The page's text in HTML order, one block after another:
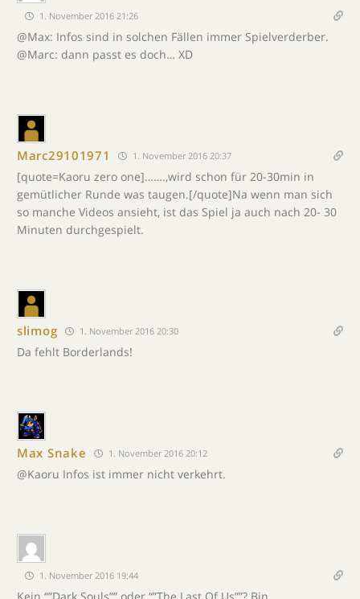
1. November 2016 21:26
@Max: Infos sind in solchen Fällen immer Spielverderber.
@Marc: dann passt es doch… XD
Marc29101971 1. November 2016 20:37
[quote=Kaoru zero one]…….,wird schon für 20-30min in
gemütlicher Runde was taugen.[/quote]Na wenn man sich
so manche Videos ansieht, ist das Spiel ja auch nach 20- 30
Minuten durchgespielt.
slimog 1. November 2016 20:30
Da fehlt Borderlands!
Max Snake 1. November 2016 20:12
@Kaoru Infos ist immer nicht verkehrt.
1. November 2016 19:44
Kein “”Dark Souls”” oder “”The Last Of Us””? Bin